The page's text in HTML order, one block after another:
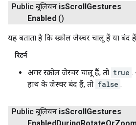
Public बूलियन isScrollGestures
Enabled ()
यह बताता है कि स्क्रोल जेस्चर चालू हैं या बंद
रिटर्न
अगर स्क्रोल जेस्चर चालू हैं, तो true .
हाथ के जेस्चर बंद हैं, तो false .
Public बूलियन isScrollGestures